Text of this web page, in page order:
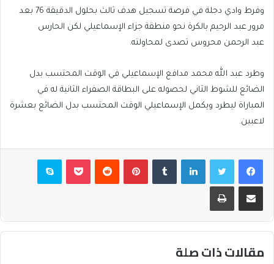
وفرط وادي دجلة في فرصة تسجيل هدف ثالث بحلول الدقيقة 76 بعد
مرور عبد الرحيم بالكرة نحو منطقة جزاء الإسماعيلي لكن الحارس
عبد الرحمن محروس تصدى لمحاولته.
وطرد عبد الله محمد مدافع الإسماعيلي في الوقت المحتسب بدل
الضائع للشوط الثاني لحصوله على البطاقة الصفراء الثانية له في
المباراة ليطرد ويكمل الإسماعيلي الوقت المحتسب بدل الضائع بعشرة
لاعبين.
فيسبوكتويتر لينكدإن بينتيريست بوكيت سكايب
مشاركة عبر البريد طباعة
مقالات ذات صلة